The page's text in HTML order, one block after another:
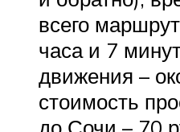
всего
часа и 7
движения –
стоимость